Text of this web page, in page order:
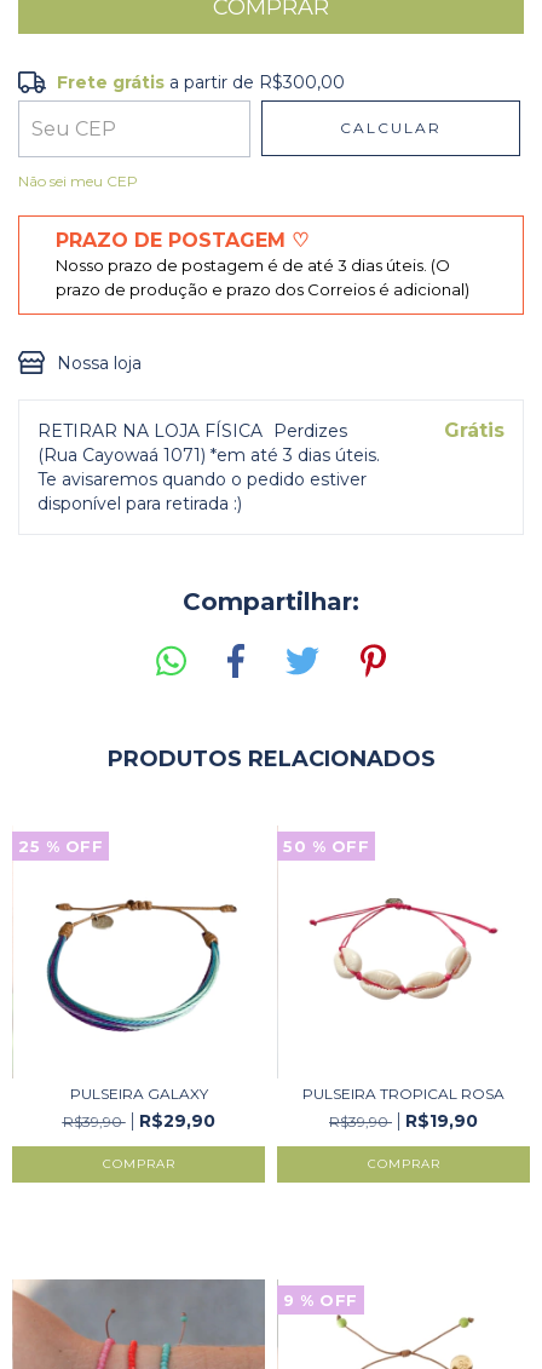
Frete grátis R$300,00
Entregas para o CEP:
Frete grátis a partir de R$300,00
CALCULAR
Não sei meu CEP
PRAZO DE POSTAGEM ♡
Nosso prazo de postagem é de até 3 dias úteis. (O
prazo de produção e prazo dos Correios é adicional)
Nossa loja
RETIRAR NA LOJA FÍSICA
Perdizes
(Rua Cayowaá 1071) *em até 3 dias úteis.
Te avisaremos quando o pedido estiver
disponível para retirada :)
Grátis
Compartilhar:
PRODUTOS RELACIONADOS
25 % OFF
PULSEIRA GALAXY
R$39,90
R$29,90
50 % OFF
PULSEIRA TROPICAL ROSA
R$39,90
R$19,90
9 % OFF